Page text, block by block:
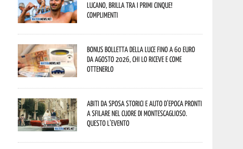
lucano, brilla tra i primi cinque!
Complimenti
Bonus bolletta della luce fino a 60 euro
da agosto 2026, chi lo riceve e come
ottenerlo
Abiti da sposa storici e auto d’epoca pronti
a sfilare nel cuore di Montescaglioso.
Questo l’evento